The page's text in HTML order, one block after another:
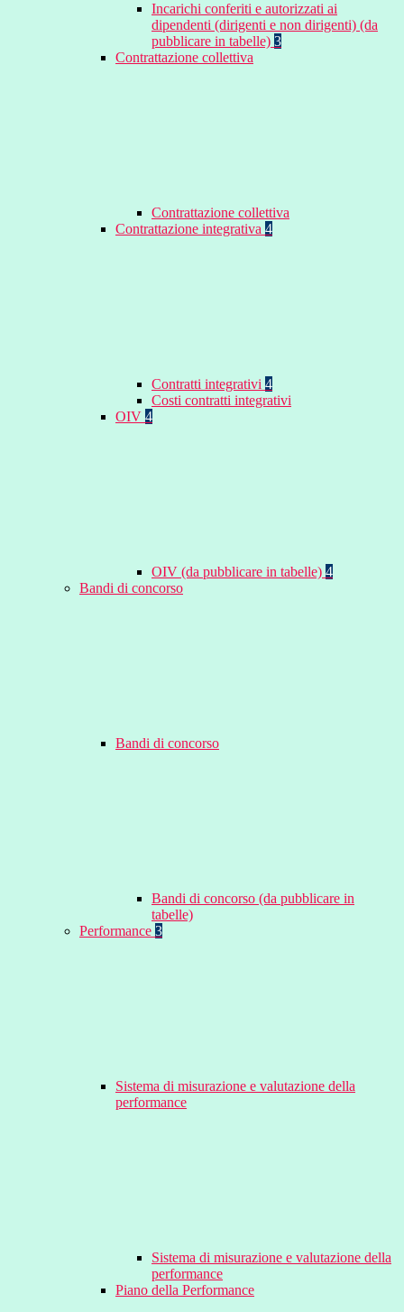
Incarichi conferiti e autorizzati ai
dipendenti (dirigenti e non dirigenti) (da
pubblicare in tabelle) 3
Contrattazione collettiva
Contrattazione collettiva
Contrattazione integrativa 4
Contratti integrativi 4
Costi contratti integrativi
OIV 4
OIV (da pubblicare in tabelle) 4
Bandi di concorso
Bandi di concorso
Bandi di concorso (da pubblicare in
tabelle)
Performance 3
Sistema di misurazione e valutazione della
performance
Sistema di misurazione e valutazione della
performance
Piano della Performance